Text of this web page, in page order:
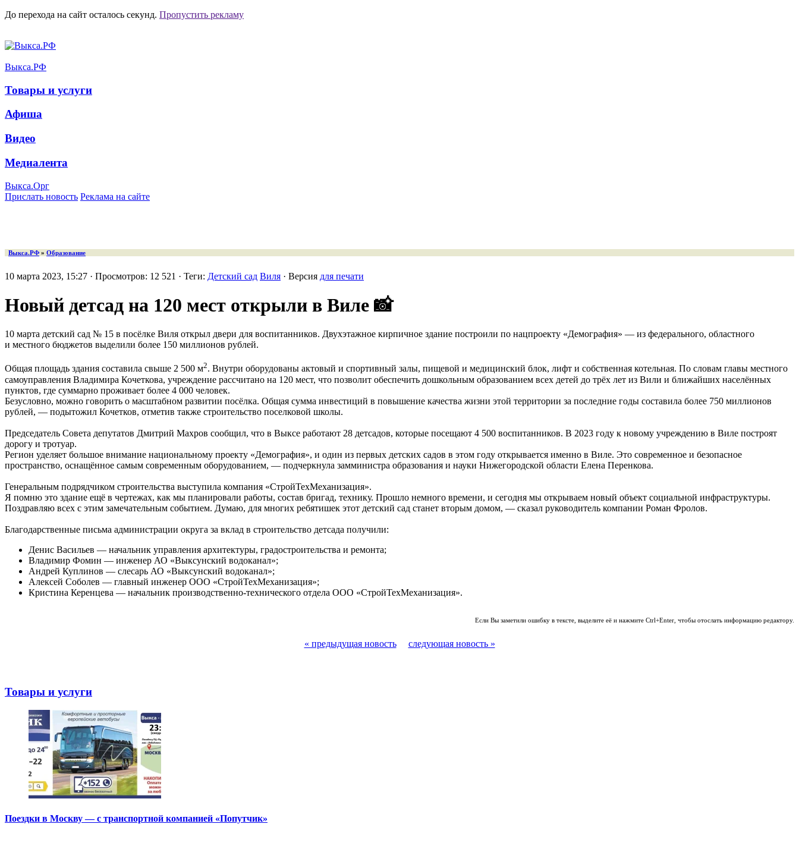
До перехода на сайт осталось секунд. Пропустить рекламу
Выкса.РФ
Товары и услуги
Афиша
Видео
Медиалента
Выкса.Орг
Прислать новость Реклама на сайте
Выкса.РФ » Образование
10 марта 2023, 15:27 · Просмотров: 12 521 · Теги: Детский сад Виля · Версия для печати
Новый детсад на 120 мест открыли в Виле 📸
10 марта детский сад № 15 в посёлке Виля открыл двери для воспитанников. Двухэтажное кирпичное здание построили по нацпроекту «Демография» — из федерального, областного
и местного бюджетов выделили более 150 миллионов рублей.
Общая площадь здания составила свыше 2 500 м2. Внутри оборудованы актовый и спортивный залы, пищевой и медицинский блок, лифт и собственная котельная. По словам главы местного
самоуправления Владимира Кочеткова, учреждение рассчитано на 120 мест, что позволит обеспечить дошкольным образованием всех детей до трёх лет из Вили и ближайших населённых
пунктов, где суммарно проживает более 4 000 человек.
Безусловно, можно говорить о масштабном развитии посёлка. Общая сумма инвестиций в повышение качества жизни этой территории за последние годы составила более 750 миллионов
рублей, — подытожил Кочетков, отметив также строительство поселковой школы.
Председатель Совета депутатов Дмитрий Махров сообщил, что в Выксе работают 28 детсадов, которые посещают 4 500 воспитанников. В 2023 году к новому учреждению в Виле построят
дорогу и тротуар.
Регион уделяет большое внимание национальному проекту «Демография», и один из первых детских садов в этом году открывается именно в Виле. Это современное и безопасное
пространство, оснащённое самым современным оборудованием, — подчеркнула замминистра образования и науки Нижегородской области Елена Перенкова.
Генеральным подрядчиком строительства выступила компания «СтройТехМеханизация».
Я помню это здание ещё в чертежах, как мы планировали работы, состав бригад, технику. Прошло немного времени, и сегодня мы открываем новый объект социальной инфраструктуры.
Поздравляю всех с этим замечательным событием. Думаю, для многих ребятишек этот детский сад станет вторым домом, — сказал руководитель компании Роман Фролов.
Благодарственные письма администрации округа за вклад в строительство детсада получили:
Денис Васильев — начальник управления архитектуры, градостроительства и ремонта;
Владимир Фомин — инженер АО «Выксунский водоканал»;
Андрей Куплинов — слесарь АО «Выксунский водоканал»;
Алексей Соболев — главный инженер ООО «СтройТехМеханизация»;
Кристина Керенцева — начальник производственно-технического отдела ООО «СтройТехМеханизация».
Если Вы заметили ошибку в тексте, выделите её и нажмите Ctrl+Enter, чтобы отослать информацию редактору.
« предыдущая новость следующая новость »
Товары и услуги
Поездки в Москву — с транспортной компанией «Попутчик»